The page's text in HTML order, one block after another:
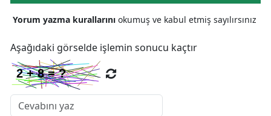
Yorum yazma kurallarını okumuş ve kabul etmiş sayılırsınız
Aşağıdaki görselde işlemin sonucu kaçtır